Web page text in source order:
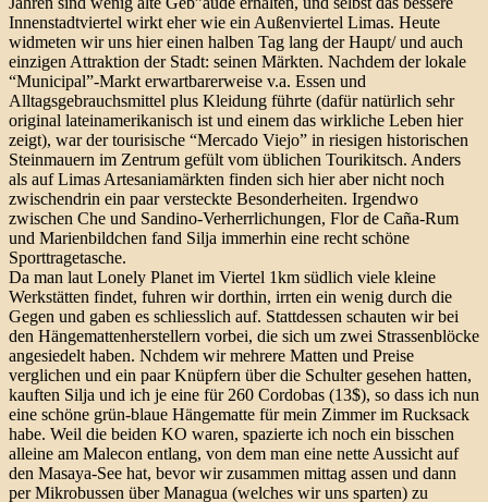
Innenstadtviertel wirkt eher wie ein Außenviertel Limas. Heute
widmeten wir uns hier einen halben Tag lang der Haupt/ und auch
einzigen Attraktion der Stadt: seinen Märkten. Nachdem der lokale
“Municipal”-Markt erwartbarerweise v.a. Essen und
Alltagsgebrauchsmittel plus Kleidung führte (dafür natürlich sehr
original lateinamerikanisch ist und einem das wirkliche Leben hier
zeigt), war der tourisische “Mercado Viejo” in riesigen historischen
Steinmauern im Zentrum gefült vom üblichen Tourikitsch. Anders
als auf Limas Artesaniamärkten finden sich hier aber nicht noch
zwischendrin ein paar versteckte Besonderheiten. Irgendwo
zwischen Che und Sandino-Verherrlichungen, Flor de Caña-Rum
und Marienbildchen fand Silja immerhin eine recht schöne
Sporttragetasche.
Da man laut Lonely Planet im Viertel 1km südlich viele kleine
Werkstätten findet, fuhren wir dorthin, irrten ein wenig durch die
Gegen und gaben es schliesslich auf. Stattdessen schauten wir bei
den Hängemattenherstellern vorbei, die sich um zwei Strassenblöcke
angesiedelt haben. Nchdem wir mehrere Matten und Preise
verglichen und ein paar Knüpfern über die Schulter gesehen hatten,
kauften Silja und ich je eine für 260 Cordobas (13$), so dass ich nun
eine schöne grün-blaue Hängematte für mein Zimmer im Rucksack
habe. Weil die beiden KO waren, spazierte ich noch ein bisschen
alleine am Malecon entlang, von dem man eine nette Aussicht auf
den Masaya-See hat, bevor wir zusammen mittag assen und dann
per Mikrobussen über Managua (welches wir uns sparten) zu